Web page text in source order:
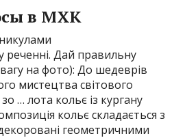
в МХК
реченні. Дай правильну
на фото): До шедеврів
мистецтва світового
… лота кольє із кургану
кольє складається з
геометричними